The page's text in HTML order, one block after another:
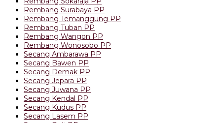
Rembang Surabaya PP
Rembang Temanggung PP
Rembang Tuban PP
Rembang Wangon PP
Rembang Wonosobo PP
Secang Ambarawa PP
Secang Bawen PP
Secang Demak PP
Secang Jepara PP
Secang Juwana PP
Secang Kendal PP
Secang Kudus PP
Secang Lasem PP